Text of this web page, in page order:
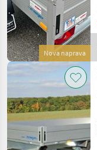
Humbaur
Pongratz
Böckmann
TPV
Eduard
Prikaži
vse
Nova naprava